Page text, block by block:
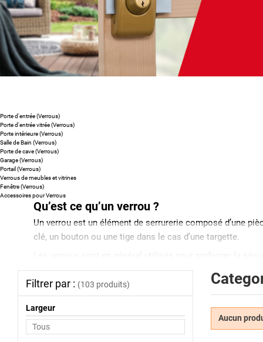
Porte d'entrée (Verrous)
Porte d'entrée vitrée (Verrous)
Porte intérieure (Verrous)
Salle de Bain (Verrous)
Porte de cave (Verrous)
Garage (Verrous)
Portail (Verrous)
Verrous de meubles et vitrines
Fenêtre (Verrous)
Accessoires pour Verrous
Qu’est ce qu’un verrou ?
Un verrou est un élément de serrurerie composé d’une
clé, un bouton ou une tige dans le cas d’une targette.
Les verrous sont en général utilisés pour renforcer la
verrou multipoint, le verrou n’a pas de “ main ” et peut
verrou : 40 mm, 45 mm (standard), 50 mm …
Comme il existe différentes sortes de serrures, il existe
le verrou à bouton
Aucun
Filtrer par : (103 produits)
Largeur